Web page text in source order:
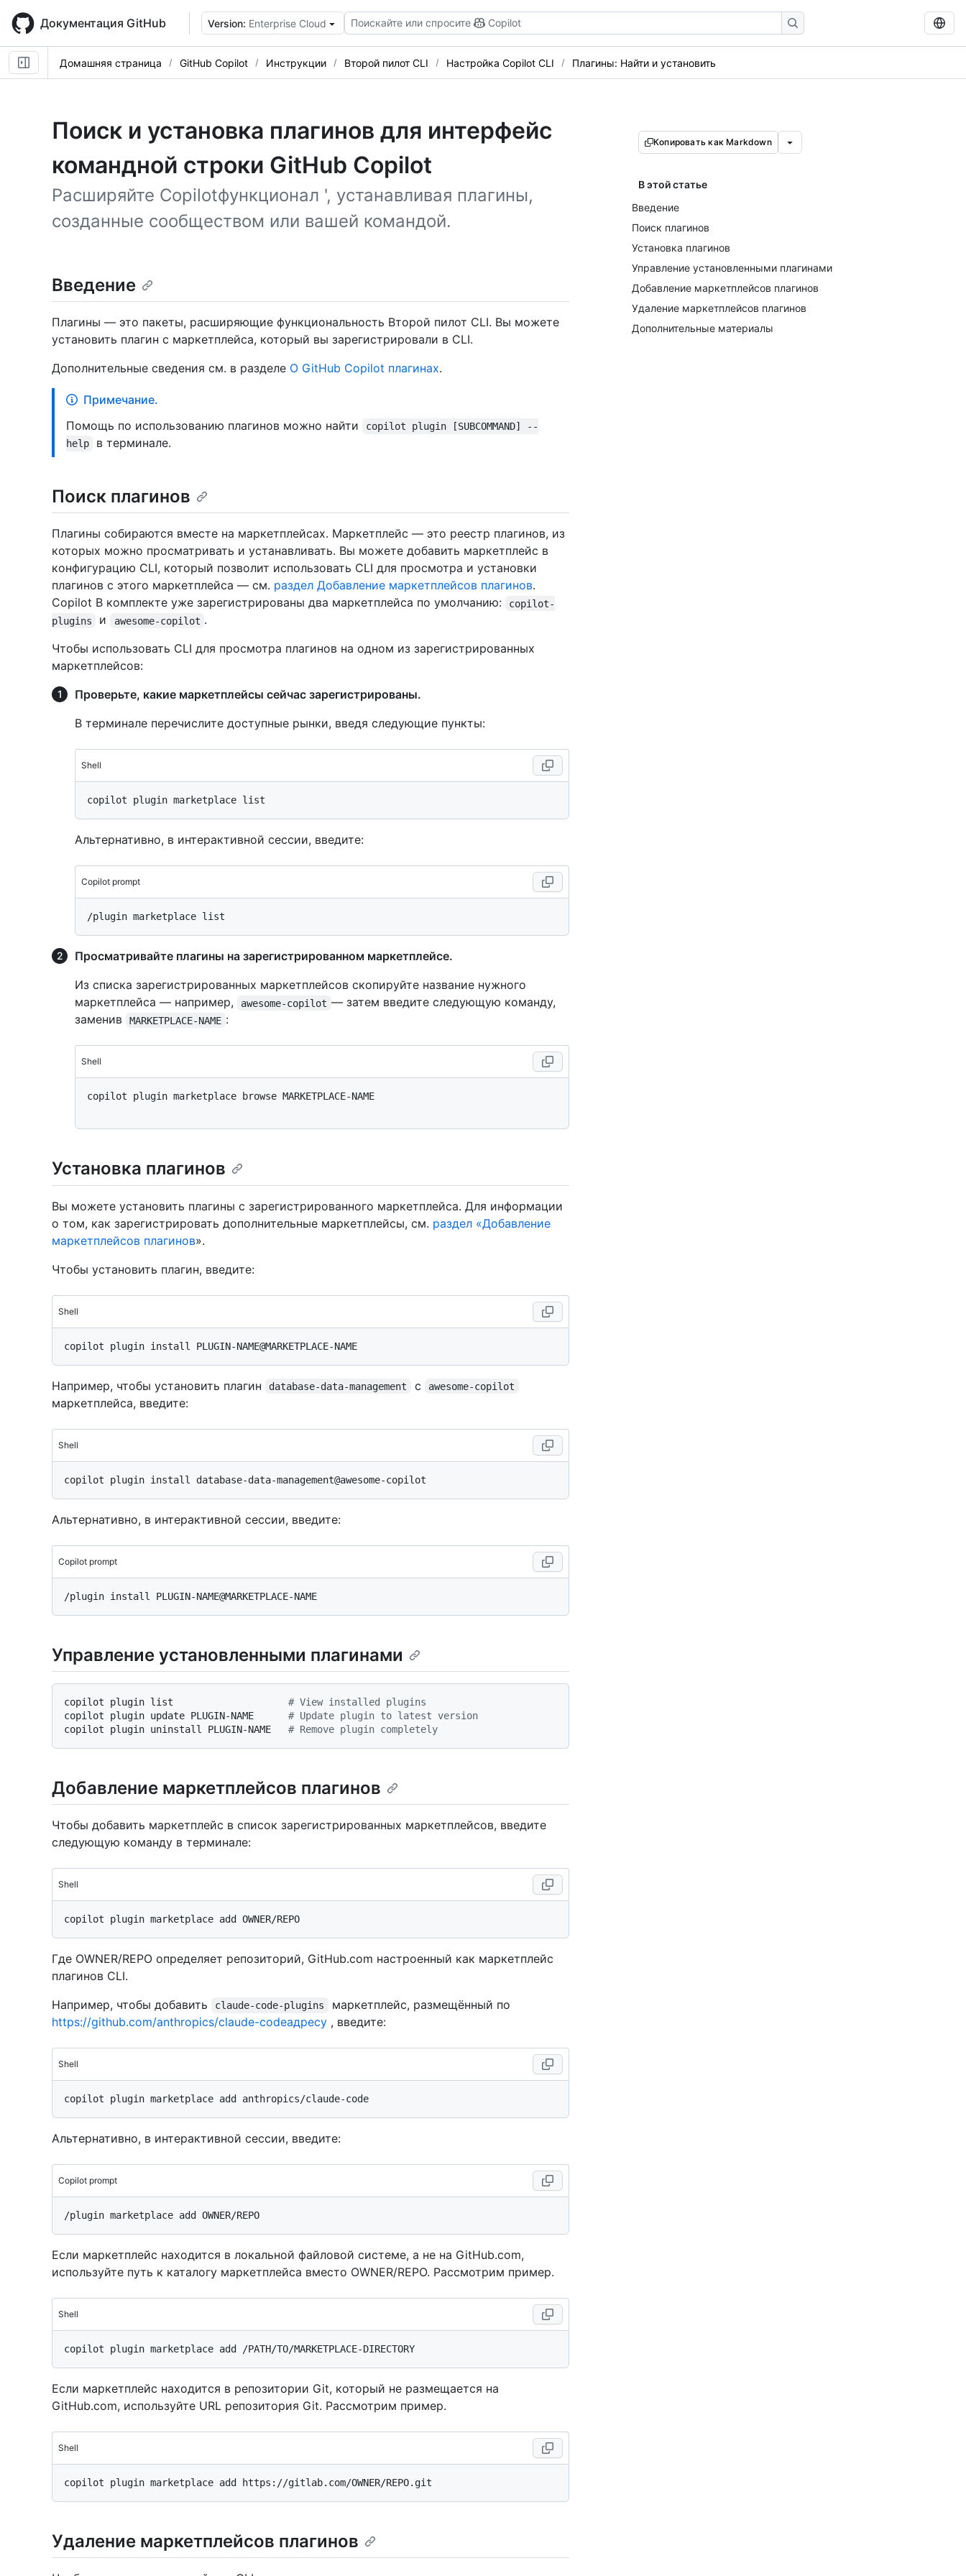
main
content
Документация GitHub Version: Enterprise Cloud Поискайте или спросите Copilot
Домашняя страница GitHub Copilot Инструкции Второй пилот CLI Настройка Copilot CLI Плагины: Найти и установить
Поиск и установка плагинов для интерфейс
командной строки GitHub Copilot
Расширяйте Copilotфункционал ', устанавливая плагины,
созданные сообществом или вашей командой.
Копировать как Markdown
В этой статье
Введение
Поиск плагинов
Установка плагинов
Управление установленными плагинами
Добавление маркетплейсов плагинов
Удаление маркетплейсов плагинов
Дополнительные материалы
Введение
Плагины — это пакеты, расширяющие функциональность Второй пилот CLI. Вы можете
установить плагин с маркетплейса, который вы зарегистрировали в CLI.
Дополнительные сведения см. в разделе О GitHub Copilot плагинах.
Примечание.
Помощь по использованию плагинов можно найти
copilot plugin [SUBCOMMAND] --
help
в терминале.
Поиск плагинов
Плагины собираются вместе на маркетплейсах. Маркетплейс — это реестр плагинов, из
которых можно просматривать и устанавливать. Вы можете добавить маркетплейс в
конфигурацию CLI, который позволит использовать CLI для просмотра и установки
плагинов с этого маркетплейса — см. раздел Добавление маркетплейсов плагинов.
Copilot В комплекте уже зарегистрированы два маркетплейса по умолчанию:
copilot-
plugins
и awesome-copilot .
Чтобы использовать CLI для просмотра плагинов на одном из зарегистрированных
маркетплейсов:
Проверьте, какие маркетплейсы сейчас зарегистрированы.
В терминале перечислите доступные рынки, введя следующие пункты:
Shell
Альтернативно, в интерактивной сессии, введите:
Copilot prompt
Просматривайте плагины на зарегистрированном маркетплейсе.
Из списка зарегистрированных маркетплейсов скопируйте название нужного
маркетплейса — например,
awesome-copilot — затем введите следующую команду,
заменив
MARKETPLACE-NAME :
Shell
copilot plugin marketplace browse MARKETPLACE-NAME
Установка плагинов
Вы можете установить плагины с зарегистрированного маркетплейса. Для информации
о том, как зарегистрировать дополнительные маркетплейсы, см. раздел «Добавление
маркетплейсов плагинов».
Чтобы установить плагин, введите:
Shell
Например, чтобы установить плагин database-data-management с awesome-copilot
маркетплейса, введите:
Shell
Альтернативно, в интерактивной сессии, введите:
Copilot prompt
Управление установленными плагинами
copilot plugin list # View installed plugins
copilot plugin update PLUGIN-NAME # Update plugin to latest version
copilot plugin uninstall PLUGIN-NAME # Remove plugin completely
Добавление маркетплейсов плагинов
Чтобы добавить маркетплейс в список зарегистрированных маркетплейсов, введите
следующую команду в терминале:
Shell
Где OWNER/REPO определяет репозиторий, GitHub.com настроенный как маркетплейс
плагинов CLI.
Например, чтобы добавить
claude-code-plugins
маркетплейс, размещённый по
https://github.com/anthropics/claude-codeадресу , введите:
Shell
Альтернативно, в интерактивной сессии, введите:
Copilot prompt
Если маркетплейс находится в локальной файловой системе, а не на GitHub.com,
используйте путь к каталогу маркетплейса вместо OWNER/REPO. Рассмотрим пример.
Shell
Если маркетплейс находится в репозитории Git, который не размещается на
GitHub.com, используйте URL репозитория Git. Рассмотрим пример.
Shell
Удаление маркетплейсов плагинов